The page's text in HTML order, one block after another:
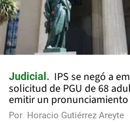
Judicial
IPS se negó a
solicitud de PGU de 68
emitir un pronunciamiento
Por Horacio Gutiérrez Areyte